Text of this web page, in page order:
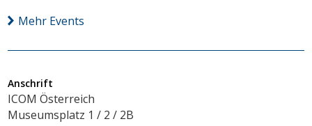
Mehr Events
Anschrift
ICOM Österreich
Museumsplatz 1 / 2 / 2B